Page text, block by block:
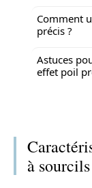
Comment
précis ?
Astuces
effet poil
à